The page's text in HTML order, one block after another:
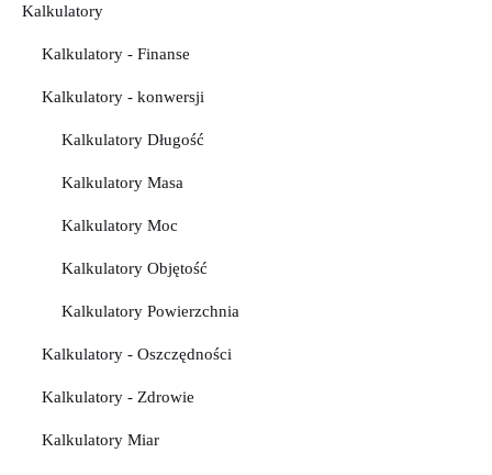
Kalkulatory
Kalkulatory - Finanse
Kalkulatory - konwersji
Kalkulatory Długość
Kalkulatory Masa
Kalkulatory Moc
Kalkulatory Objętość
Kalkulatory Powierzchnia
Kalkulatory - Oszczędności
Kalkulatory - Zdrowie
Kalkulatory Miar